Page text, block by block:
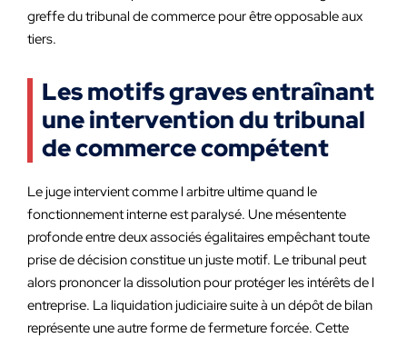
greffe du tribunal de commerce pour être opposable aux
tiers.
Les motifs graves entraînant
une intervention du tribunal
de commerce compétent
Le juge intervient comme l arbitre ultime quand le
fonctionnement interne est paralysé. Une mésentente
profonde entre deux associés égalitaires empêchant toute
prise de décision constitue un juste motif. Le tribunal peut
alors prononcer la dissolution pour protéger les intérêts de l
entreprise. La liquidation judiciaire suite à un dépôt de bilan
représente une autre forme de fermeture forcée. Cette